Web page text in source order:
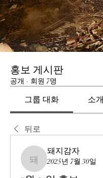
홍보 게시판
공개 · 회원 7명
그룹 대화 소개
뒤로
돼지감자
돼지감자
2025년 7월 30일